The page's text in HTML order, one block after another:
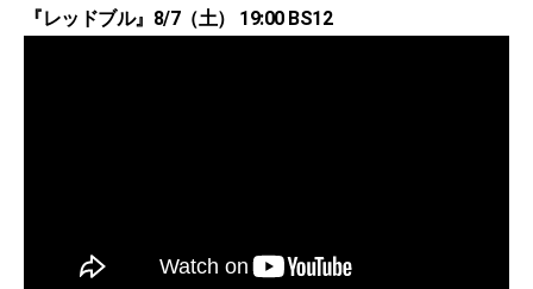
『レッドブル』8/7（土） 19:00 BS12